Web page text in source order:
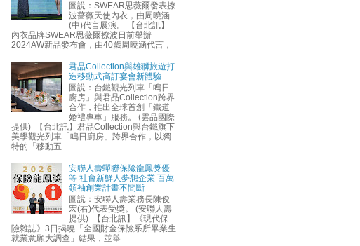
圖說：SWEAR思薇爾發表撩
波薔薇天使內衣，由周曉涵
(中)代言展演。 【台北訊】
內衣品牌SWEAR思薇爾撩波日前舉辦
2024AW新品發布會，由40歲周曉涵代言，
君品Collection與雄獅旅遊打
造移動式高訂宴會新體驗
圖說：台鐵觀光列車「鳴日
廚房」與君品Collection跨界
合作，推出全球首創「鐵道
婚禮專車」服務。 (雲品國際
提供) 【台北訊】君品Collection與台鐵旗下
美學觀光列車「鳴日廚房」跨界合作，以獨
特的「移動五
安聯人壽蟬聯保險龍鳳獎優
等 社會新鮮人夢想企業 百萬
領袖創業計畫不間斷
圖說：安聯人壽業務長陳俊
宏(右)代表受獎。 (安聯人壽
提供) 【台北訊】《現代保
險雜誌》3日揭曉「全國財金保險系所畢業生
就業意願大調查」結果，並舉